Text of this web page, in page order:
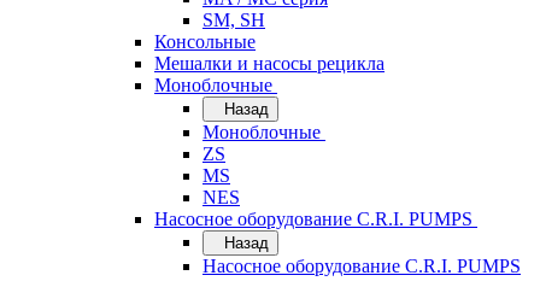
SM, SH
Консольные
Мешалки и насосы рецикла
Моноблочные
Назад
Моноблочные
ZS
MS
NES
Насосное оборудование C.R.I. PUMPS
Назад
Насосное оборудование C.R.I. PUMPS